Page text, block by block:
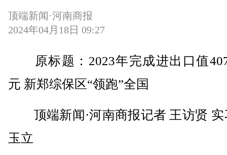
顶端新闻·河南商报
2024年04月18日 09:27
原标题：2023年完成进出口值
元 新郑综保区“领跑”全国
顶端新闻·河南商报记者 王访贤 实
玉立